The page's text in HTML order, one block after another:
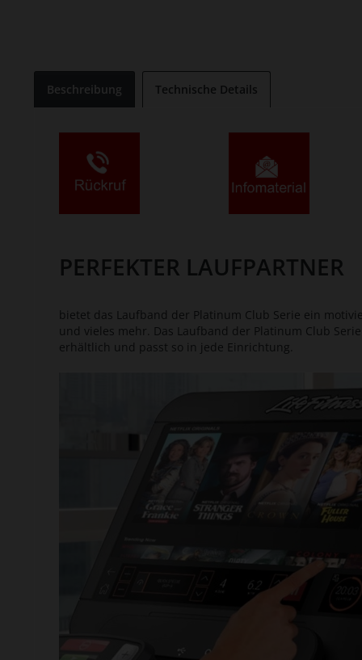
Beschreibung Technische Details
PERFEKTER LAUFPARTNER
bietet das Laufband der Platinum Club Serie ein
und vieles mehr. Das Laufband der Platinum Club
erhältlich und passt so in jede Einrichtung.